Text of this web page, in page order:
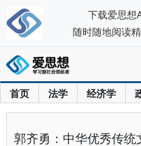
首页 法学 经济学
郭齐勇：中华优秀传统
下载爱思想
随时随地阅读